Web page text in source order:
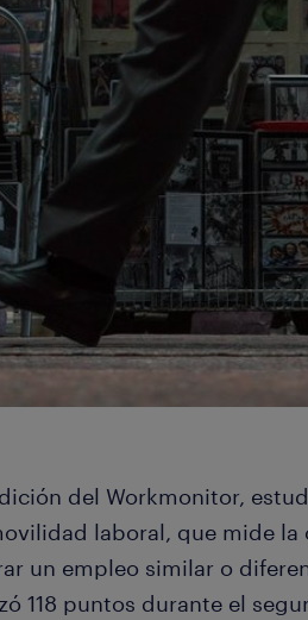
del Workmonitor,
laboral, que mide la
un empleo similar o
118 puntos durante el